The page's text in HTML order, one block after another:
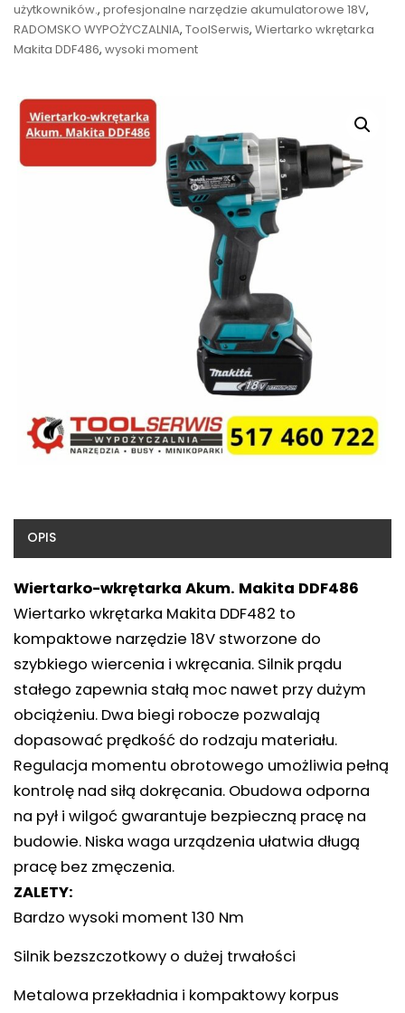
użytkowników., profesjonalne narzędzie akumulatorowe 18V,
RADOMSKO WYPOŻYCZALNIA, ToolSerwis, Wiertarko wkrętarka
Makita DDF486, wysoki moment
OPIS
Wiertarko-wkrętarka Akum. Makita DDF486
Wiertarko wkrętarka Makita DDF482 to
kompaktowe narzędzie 18V stworzone do
szybkiego wiercenia i wkręcania. Silnik prądu
stałego zapewnia stałą moc nawet przy dużym
obciążeniu. Dwa biegi robocze pozwalają
dopasować prędkość do rodzaju materiału.
Regulacja momentu obrotowego umożliwia pełną
kontrolę nad siłą dokręcania. Obudowa odporna
na pył i wilgoć gwarantuje bezpieczną pracę na
budowie. Niska waga urządzenia ułatwia długą
pracę bez zmęczenia.
ZALETY:
Bardzo wysoki moment 130 Nm
Silnik bezszczotkowy o dużej trwałości
Metalowa przekładnia i kompaktowy korpus